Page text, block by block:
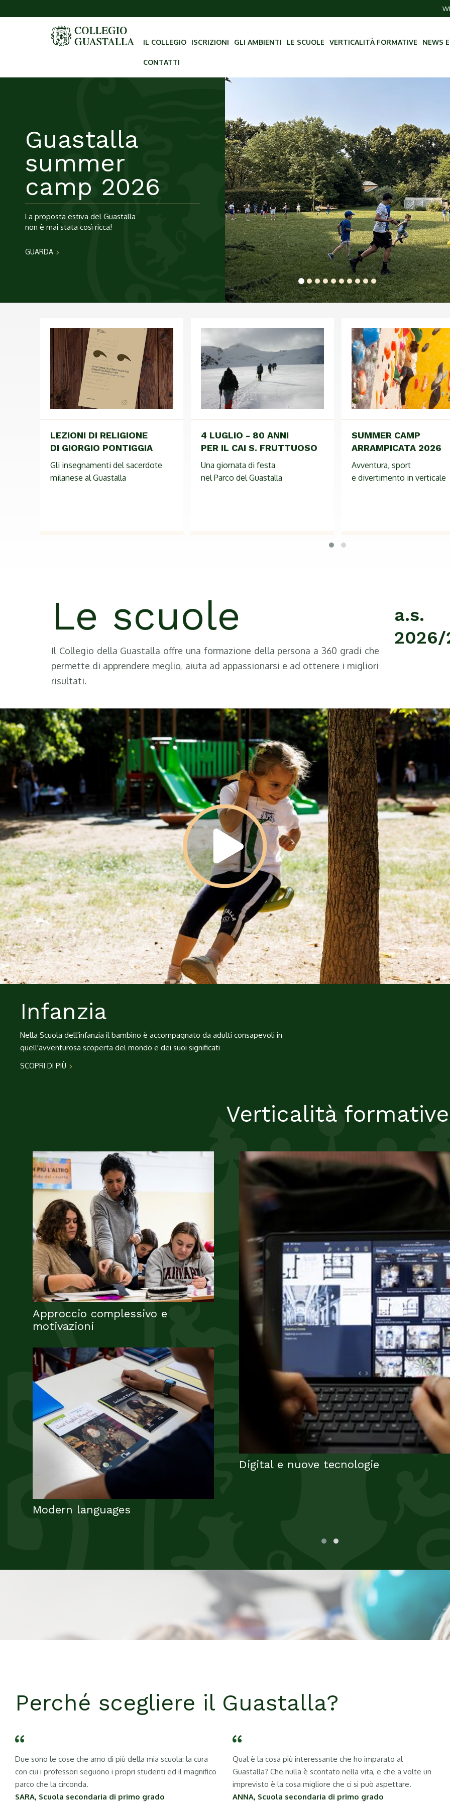
IL COLLEGIO ISCRIZIONI GLI AMBIENTI LE SCUOLE VERTICALITÀ FORMATIVE NEWS
CONTATTI
Nuovo bando
sussidi
a.s. 2026-
2027
a sostenere la frequenza presso il Collegio
LEZIONI DI RELIGIONE
DI GIORGIO PONTIGGIA
Gli insegnamenti del sacerdote
milanese al Guastalla
4 LUGLIO - 80 ANNI
PER IL CAI S. FRUTTUOSO
Una giornata di festa
nel Parco del Guastalla
SUMMER CAMP
ARRAMPICATA 2026
Avventura, sport
e divertimento in verticale
Le scuole
Il Collegio della Guastalla offre una formazione della persona a 360 gradi che
permette di apprendere meglio, aiuta ad appassionarsi e ad ottenere i migliori
risultati.
a.s.
2026/
Infanzia
Nella Scuola dell'infanzia il bambino è accompagnato da adulti consapevoli in
quell'avventurosa scoperta del mondo e dei suoi significati
SCOPRI DI PIÙ
Verticalità formative
Approccio complessivo e
motivazioni
Modern languages
Digital e nuove tecnologie
Perché scegliere il Guastalla?
Due sono le cose che amo di più della mia scuola: la cura
con cui i professori seguono i propri studenti ed il magnifico
parco che la circonda.
Qual è la cosa più interessante che ho imparato al
Guastalla? Che nulla è scontato nella vita, e che a volte un
imprevisto è la cosa migliore che ci si può aspettare.